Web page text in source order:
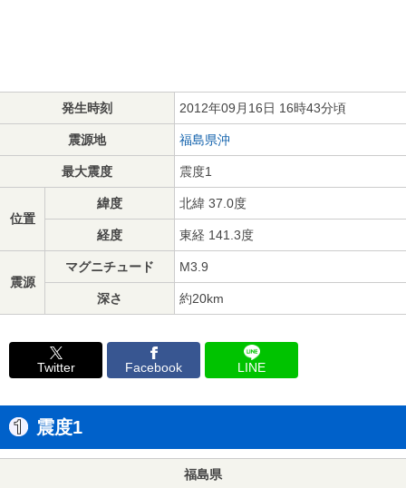
発生時刻 2012年09月16日 16時43分頃
震源地 福島県沖
最大震度 震度1
位置
緯度 北緯 37.0度
経度 東経 141.3度
震源
マグニチュード M3.9
深さ 約20km
Twitter Facebook LINE
震度1
福島県